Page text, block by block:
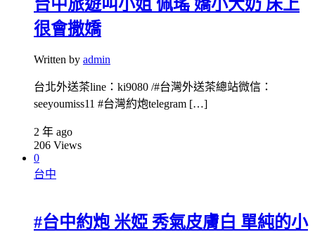
台中旅遊叫小姐 佩瑤 嬌小大奶 床上
很會撒嬌
Written by admin
台北外送茶line：ki9080 /#台灣外送茶總站微信：
seeyoumiss11 #台灣約炮telegram […]
2 年 ago
206 Views
0
台中
#台中約炮 米婭 秀氣皮膚白 單純的小